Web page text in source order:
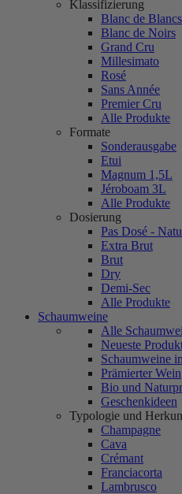
Klassifizierung
Blanc de Blancs
Blanc de Noirs
Grand Cru
Millesimato
Rosé
Sans Année
Premier Cru
Alle Produkte
Formate
Sonderausgabe
Etui
Magnum 1,5L
Jéroboam 3L
Alle Produkte
Dosierung
Pas Dosé -
Extra Brut
Brut
Dry
Demi-Sec
Alle Produkte
Schaumweine
Alle
Neueste
Schaumweine
Prämierter Wein
Bio und
Geschenkideen
Typologie und
Champagne
Cava
Crémant
Franciacorta
Lambrusco